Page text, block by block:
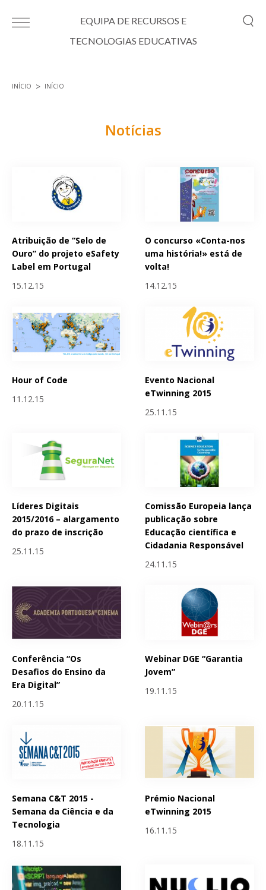
EQUIPA DE RECURSOS E
TECNOLOGIAS EDUCATIVAS
INÍCIO INÍCIO
Notícias
Atribuição de “Selo de
Ouro” do projeto eSafety
Label em Portugal
15.12.15
O concurso «Conta-nos
uma história!» está de
volta!
14.12.15
Hour of Code
11.12.15
Evento Nacional
eTwinning 2015
25.11.15
Líderes Digitais
2015/2016 – alargamento
do prazo de inscrição
25.11.15
Comissão Europeia lança
publicação sobre
Educação científica e
Cidadania Responsável
24.11.15
Conferência “Os
Desafios do Ensino da
Era Digital”
20.11.15
Webinar DGE “Garantia
Jovem”
19.11.15
Semana C&T 2015 -
Semana da Ciência e da
Tecnologia
18.11.15
Prémio Nacional
eTwinning 2015
16.11.15
Páginas